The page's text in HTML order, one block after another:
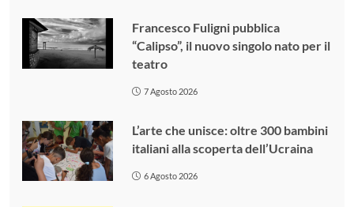
Francesco Fuligni pubblica
“Calipso”, il nuovo singolo nato per il
teatro
7 Agosto 2026
L’arte che unisce: oltre 300 bambini
italiani alla scoperta dell’Ucraina
6 Agosto 2026